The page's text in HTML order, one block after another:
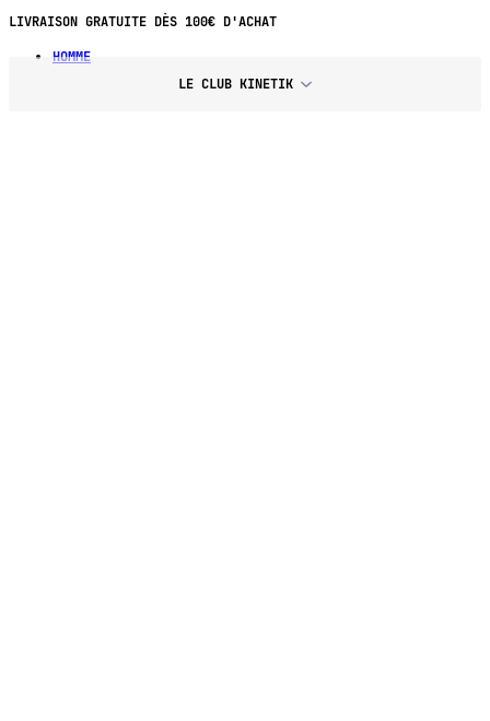
PAIEMENT EN 4X SANS FRAIS DÈS 70€ D'ACHAT
HOMME
LE CLUB KINETIK